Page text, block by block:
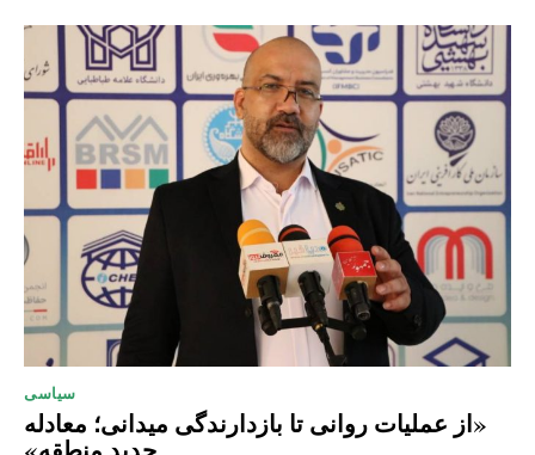
سیاسی
«از عملیات روانی تا بازدارندگی میدانی؛ معادله